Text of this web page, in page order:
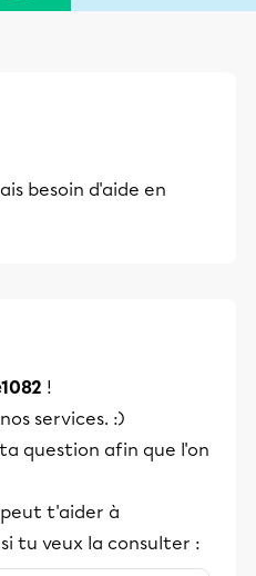
besoin d'aide en
!
services. :)
question afin que l'on
t'aider à
tu veux la consulter :